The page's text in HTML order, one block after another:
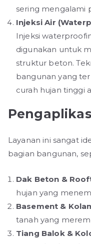
sering mengalami
Injeksi Air
Injeksi
digunakan untuk
struktur beton.
bangunan yang
curah hujan tinggi
Layanan ini sangat
bagian bangunan,
Dak Beton &
hujan yang
Basement &
tanah yang
Tiang Balok &